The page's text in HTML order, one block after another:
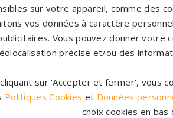
sur
Pompes
Sarthe→
Loir→
Pompes
Pompes
l'Évêque→
sur votre appareil, comme des
vos données à caractère
Vous pouvez donner votre
précise et/ou des
sur 'Accepter et fermer', vous
Politiques Cookies et Données
choix cookies en bas